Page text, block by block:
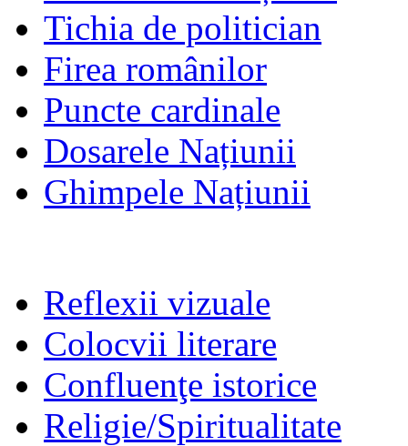
Tichia de politician
Firea românilor
Puncte cardinale
Dosarele Națiunii
Ghimpele Națiunii
Reflexii vizuale
Colocvii literare
Confluenţe istorice
Religie/Spiritualitate